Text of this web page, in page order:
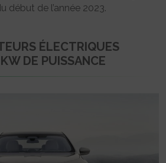
début de l’année 2023.
ÉLECTRIQUES
DE PUISSANCE